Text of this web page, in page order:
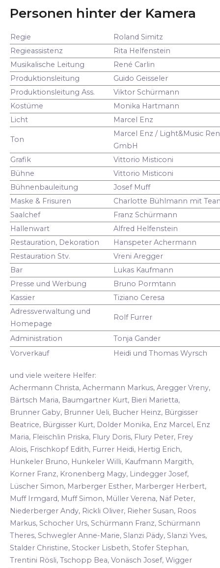
Personen hinter der Kamera
Regie
Roland Simitz
Regieassistenz
Rita Helfenstein
Musikalische Leitung
René Carlin
Produktionsleitung
Guido Geisseler
Produktionsleitung Ass.
Viktor Schürmann
Kostüme
Monika Hartmann
Licht
Marcel Enz
Ton
Marcel Enz / Light&Music
GmbH
Grafik
Vittorio Misticoni
Bühne
Vittorio Misticoni
Bühnenbauleitung
Josef Muff
Maske & Frisuren
Charlotte Bühlmann mit
Saalchef
Franz Schürmann
Hallenwart
Alfred Helfenstein
Restauration, Dekoration
Hanspeter Achermann
Restauration Stv.
Vreni Aregger
Bar
Lukas Kaufmann
Presse und Werbung
Bruno Pormtann
Kassier
Tiziano Ceresa
Adressverwaltung und
Homepage
Rolf Furrer
Administration
Tonja Gander
Vorverkauf
Heidi und Thomas Wyrsch
und viele weitere Helfer:
Achermann Christa, Achermann Markus, Aregger Vreny,
Bärtsch Maria, Baumgartner Kurt, Bieri Marietta,
Brunner Gaby, Brunner Ueli, Bucher Heinz, Bürgisser
Beatrice, Bürgisser Kurt, Dolder Monika, Enz Marcel, Enz
Maria, Fleischlin Priska, Flury Doris, Flury Peter, Frey
Alois, Frischkopf Edith, Furrer Heidi, Hertig Erich,
Hunkeler Bruno, Hunkeler Willi, Kaufmann Margith,
Korner Franz, Kronenberg Magy, Lindegger Josef,
Lüscher Simon, Marberger Esther, Marberger Herbert,
Muff Irmgard, Muff Simon, Müller Verena, Näf Peter,
Niederberger Andy, Rickli Oliver, Rieher Susan, Roos
Markus, Schocher Urs, Schürmann Franz, Schürmann
Theres, Schwegler Anne-Marie, Slanzi Pädy, Slanzi Yves,
Stalder Christine, Stocker Lisbeth, Stofer Stephan,
Trentini Rösli, Tschopp Bea, Vonäsch Josef, Wigger